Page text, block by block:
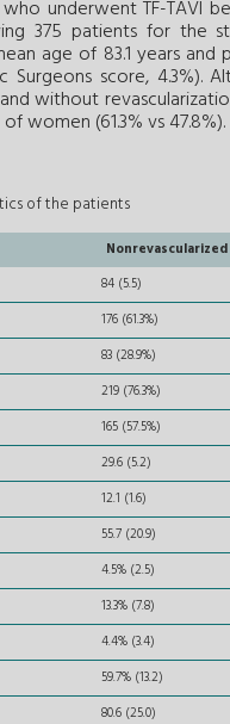
underwent TF-TAVI
375 patients for the
age of 83.1 years
Surgeons score, 4.3%).
without
women (61.3% vs 47.8%).
of the patients
Nonrevascularized
84 (5.5)
176 (61.3%)
83 (28.9%)
219 (76.3%)
165 (57.5%)
29.6 (5.2)
12.1 (1.6)
55.7 (20.9)
4.5% (2.5)
13.3% (7.8)
4.4% (3.4)
59.7% (13.2)
80.6 (25.0)